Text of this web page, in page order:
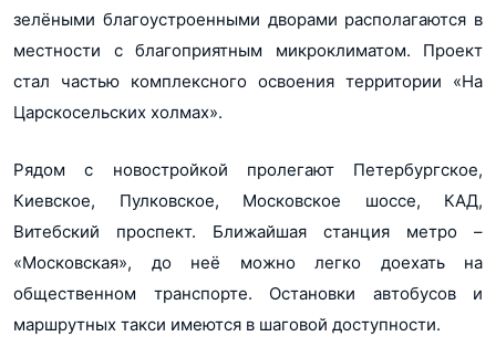
Изменения в ПД ЖК Образцовый квартал 3 от 20.04.18
pdf, 621Кб
Изменения в ПД ЖК Образцовый квартал 3 от 14.03.18
pdf, 475Кб
Изменения в ПД ЖК Образцоыфй квартал - 3 от 01.08.2018
Изменения в ПД ЖК Образцоыфй квартал - 3 от 23.08.2018
pdf, 490Кб
Изменения в ПД ЖК Образцоыфй квартал - 3 от 26.10.2018
pdf, 495Кб
Показать все 9 планировок
зелёными благоустроенными дворами располагаются в
местности с благоприятным микроклиматом. Проект
стал частью комплексного освоения территории «На
Царскосельских холмах».
Рядом с новостройкой пролегают Петербургское,
Киевское, Пулковское, Московское шоссе, КАД,
Витебский проспект. Ближайшая станция метро –
«Московская», до неё можно легко доехать на
общественном транспорте. Остановки автобусов и
маршрутных такси имеются в шаговой доступности.